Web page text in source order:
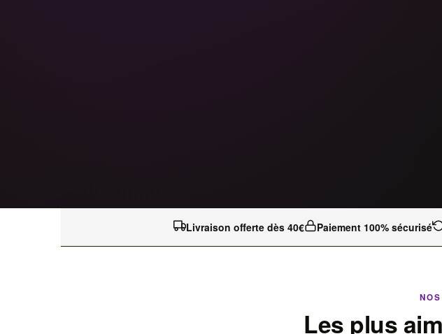
Livraison offerte dès 40€ Paiement 100% sécurisé
Les plus